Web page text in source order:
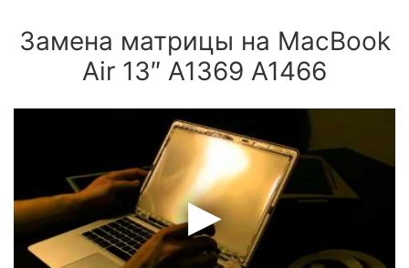
Замена матрицы на MacBook
Air 13″ A1369 A1466